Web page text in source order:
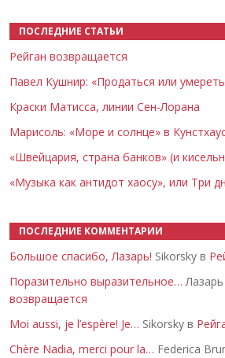
ПОСЛЕДНИЕ СТАТЬИ
Рейган возвращается
Павел Кушнир: «Продаться или
Краски Матисса, линии Сен-Лорана
Марисоль: «Море и солнце» в
«Швейцария, страна банков» (и
«Музыка как антидот хаосу», или Три
ПОСЛЕДНИЕ КОММЕНТАРИИ
Большое спасибо, Лазарь! Sikorsky в
Поразительно выразительное…
возвращается
Moi aussi, je l’espère! Je… Sikorsky в
Chère Nadia, merci pour la… Federica